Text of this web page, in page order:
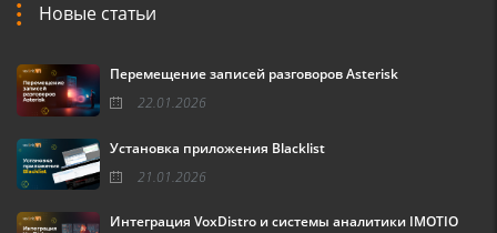
Новые статьи
Перемещение записей разговоров Asterisk
22.01.2026
Установка приложения Blacklist
21.01.2026
Интеграция VoxDistro и системы аналитики IMOTIO